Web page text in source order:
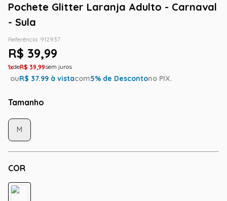
Pochete Glitter Laranja Adulto - Carnaval
- Sula
Referência: 912937
R$ 39,99
1 R$ 39,99
ouR$ 37.99 à vistacom5% de Descontono PIX.
Tamanho
COR
M